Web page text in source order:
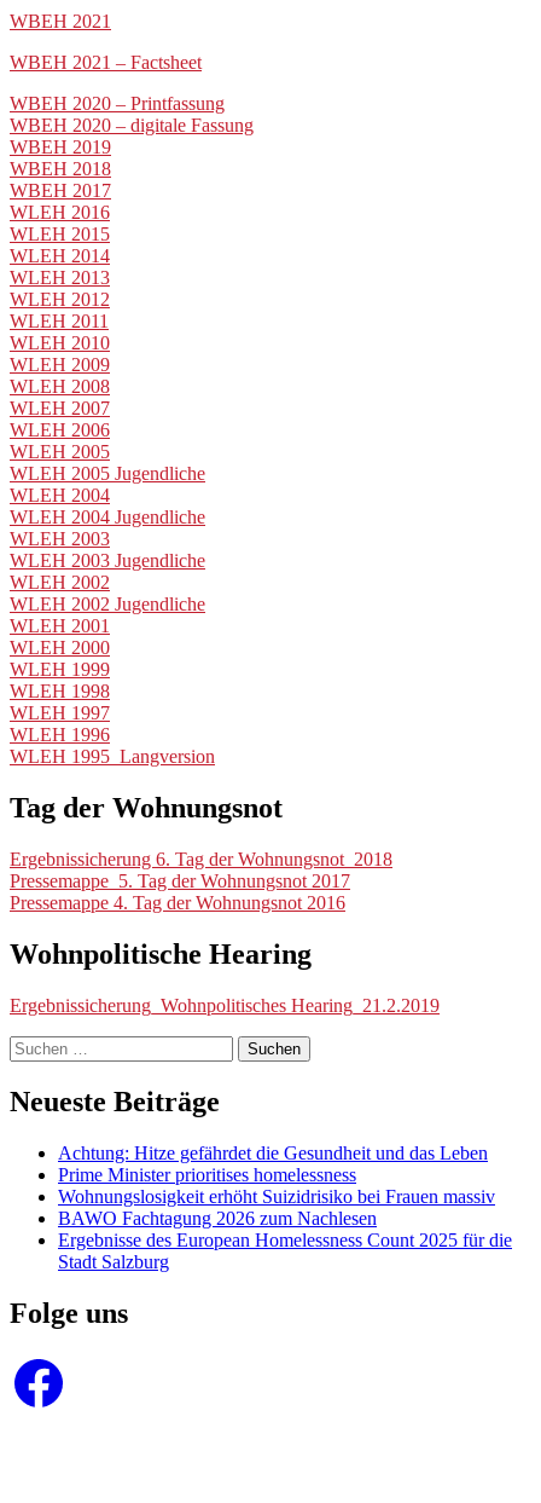
WBEH 2021
WBEH 2021 – Factsheet
WBEH 2020 – Printfassung
WBEH 2020 – digitale Fassung
WBEH 2019
WBEH 2018
WBEH 2017
WLEH 2016
WLEH 2015
WLEH 2014
WLEH 2013
WLEH 2012
WLEH 2011
WLEH 2010
WLEH 2009
WLEH 2008
WLEH 2007
WLEH 2006
WLEH 2005
WLEH 2005 Jugendliche
WLEH 2004
WLEH 2004 Jugendliche
WLEH 2003
WLEH 2003 Jugendliche
WLEH 2002
WLEH 2002 Jugendliche
WLEH 2001
WLEH 2000
WLEH 1999
WLEH 1998
WLEH 1997
WLEH 1996
WLEH 1995_Langversion
Tag der Wohnungsnot
Ergebnissicherung 6. Tag der Wohnungsnot_2018
Pressemappe_5. Tag der Wohnungsnot 2017
Pressemappe 4. Tag der Wohnungsnot 2016
Wohnpolitische Hearing
Ergebnissicherung_Wohnpolitisches Hearing_21.2.2019
Suchen
nach:
Neueste Beiträge
Achtung: Hitze gefährdet die Gesundheit und das Leben
Prime Minister prioritises homelessness
Wohnungslosigkeit erhöht Suizidrisiko bei Frauen massiv
BAWO Fachtagung 2026 zum Nachlesen
Ergebnisse des European Homelessness Count 2025 für die
Stadt Salzburg
Folge uns
Facebook